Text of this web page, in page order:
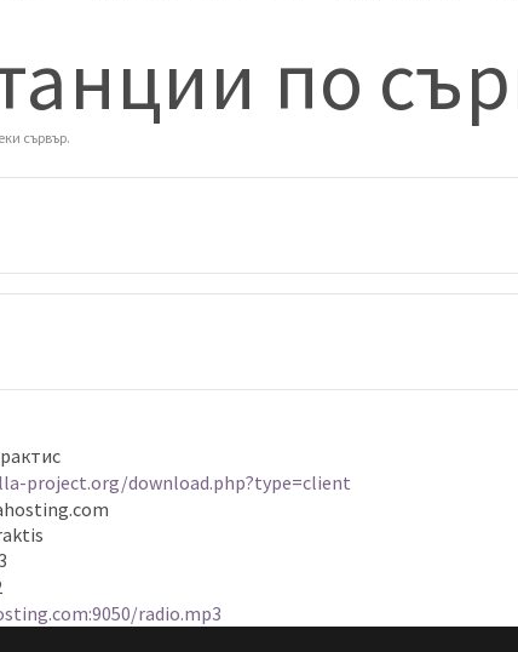
по
сървър.
project.org/download.php?type=client
radio.mp3